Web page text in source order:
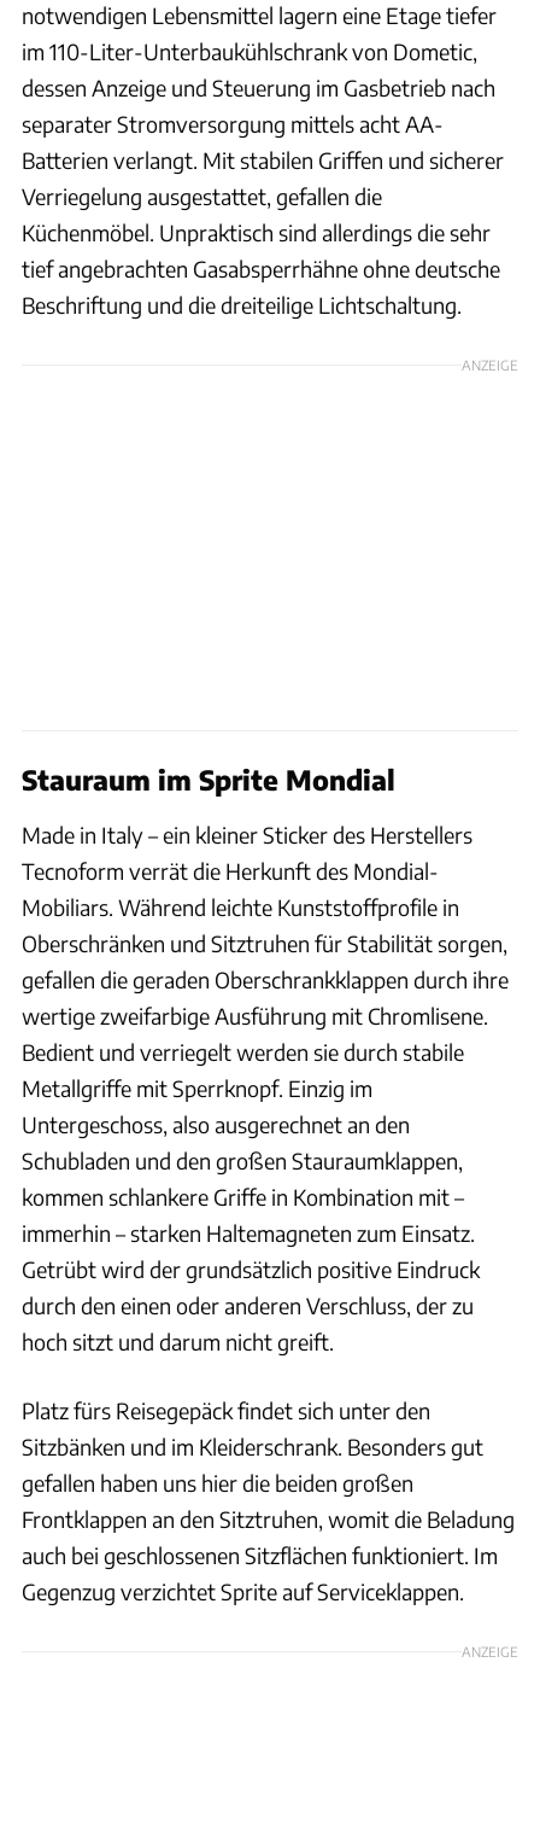
notwendigen Lebensmittel lagern eine Etage tiefer
im 110-Liter-Unterbaukühlschrank von Dometic,
dessen Anzeige und Steuerung im Gasbetrieb nach
separater Stromversorgung mittels acht AA-
Batterien verlangt. Mit stabilen Griffen und sicherer
Verriegelung ausgestattet, gefallen die
Küchenmöbel. Unpraktisch sind allerdings die sehr
tief angebrachten Gasabsperrhähne ohne deutsche
Beschriftung und die dreiteilige Lichtschaltung.
ANZEIGE
Stauraum im Sprite Mondial
Made in Italy – ein kleiner Sticker des Herstellers
Tecnoform verrät die Herkunft des Mondial-
Mobiliars. Während leichte Kunststoffprofile in
Oberschränken und Sitztruhen für Stabilität sorgen,
gefallen die geraden Oberschrankklappen durch ihre
wertige zweifarbige Ausführung mit Chromlisene.
Bedient und verriegelt werden sie durch stabile
Metallgriffe mit Sperrknopf. Einzig im
Untergeschoss, also ausgerechnet an den
Schubladen und den großen Stauraumklappen,
kommen schlankere Griffe in Kombination mit –
immerhin – starken Haltemagneten zum Einsatz.
Getrübt wird der grundsätzlich positive Eindruck
durch den einen oder anderen Verschluss, der zu
hoch sitzt und darum nicht greift.
Platz fürs Reisegepäck findet sich unter den
Sitzbänken und im Kleiderschrank. Besonders gut
gefallen haben uns hier die beiden großen
Frontklappen an den Sitztruhen, womit die Beladung
auch bei geschlossenen Sitzflächen funktioniert. Im
Gegenzug verzichtet Sprite auf Serviceklappen.
ANZEIGE